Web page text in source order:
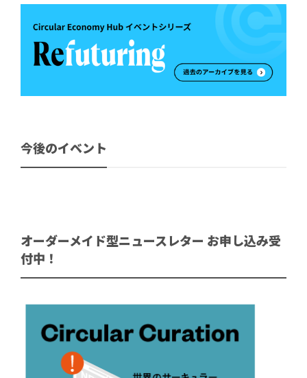
今後のイベント
オーダーメイド型ニュースレター お申し込み受
付中！